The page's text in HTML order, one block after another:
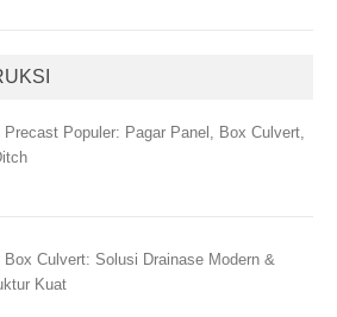
Precast Populer: Pagar Panel, Box Culvert,
Box Culvert: Solusi Drainase Modern &
Kuat